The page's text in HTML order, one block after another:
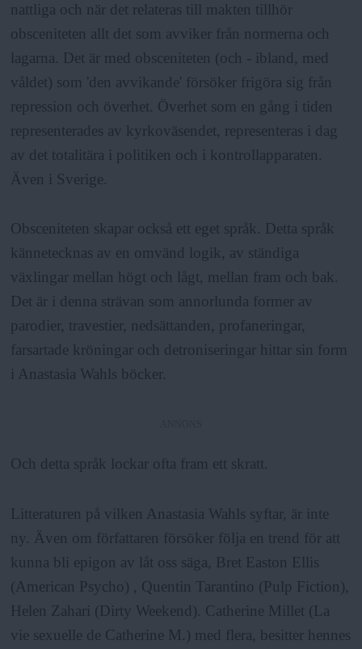
nattliga och när det relateras till makten tillhör
obsceniteten allt det som avviker från normerna och
lagarna. Det är med obsceniteten (och - ibland, med
våldet) som 'den avvikande' försöker frigöra sig från
repression och överhet. Överhet som en gång i tiden
representerades av kyrkoväsendet, representeras i dag
av det totalitära i politiken och i kontrollapparaten.
Även i Sverige.
Obsceniteten skapar också ett eget språk. Detta språk
kännetecknas av en omvänd logik, av ständiga
växlingar mellan högt och lågt, mellan fram och bak.
Det är i denna strävan som annorlunda former av
parodier, travestier, nedsättanden, profaneringar,
farsartade kröningar och detroniseringar hittar sin form
i Anastasia Wahls böcker.
Och detta språk lockar ofta fram ett skratt.
Litteraturen på vilken Anastasia Wahls syftar, är inte
ny. Även om författaren försöker följa en trend för att
kunna bli epigon av låt oss säga, Bret Easton Ellis
(American Psycho) , Quentin Tarantino (Pulp Fiction),
Helen Zahari (Dirty Weekend). Catherine Millet (La
vie sexuelle de Catherine M.) med flera, besitter hennes